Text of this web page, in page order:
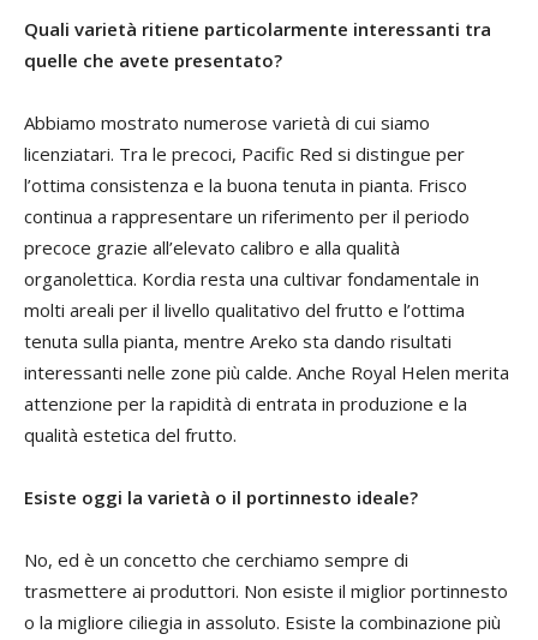
Quali varietà ritiene particolarmente interessanti tra
quelle che avete presentato?
Abbiamo mostrato numerose varietà di cui siamo
licenziatari. Tra le precoci, Pacific Red si distingue per
l’ottima consistenza e la buona tenuta in pianta. Frisco
continua a rappresentare un riferimento per il periodo
precoce grazie all’elevato calibro e alla qualità
organolettica. Kordia resta una cultivar fondamentale in
molti areali per il livello qualitativo del frutto e l’ottima
tenuta sulla pianta, mentre Areko sta dando risultati
interessanti nelle zone più calde. Anche Royal Helen merita
attenzione per la rapidità di entrata in produzione e la
qualità estetica del frutto.
Esiste oggi la varietà o il portinnesto ideale?
No, ed è un concetto che cerchiamo sempre di
trasmettere ai produttori. Non esiste il miglior portinnesto
o la migliore ciliegia in assoluto. Esiste la combinazione più